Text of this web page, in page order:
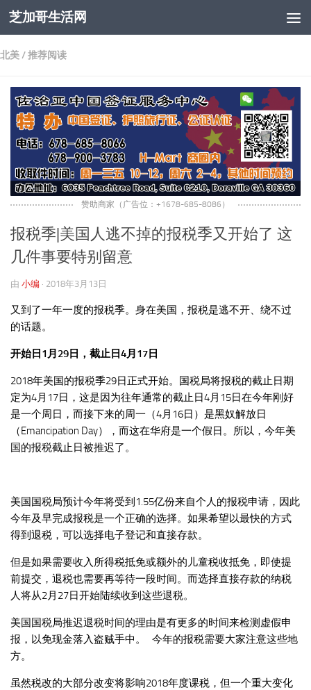
跳至内容
芝加哥生活网
北美/推荐阅读
赞助商家（广告位：+1678-685-8086）
报税季|美国人逃不掉的报税季又开始了 这
几件事要特别留意
由 小编 · 2018年3月13日
又到了一年一度的报税季。身在美国，报税是逃不开、绕不过
的话题。
开始日1月29日，截止日4月17日
2018年美国的报税季29日正式开始。国税局将报税的截止日期
定为4月17日，这是因为往年通常的截止日4月15日在今年刚好
是一个周日，而接下来的周一（4月16日）是黑奴解放日
（Emancipation Day），而这在华府是一个假日。所以，今年美
国的报税截止日被推迟了。
美国国税局预计今年将受到1.55亿份来自个人的报税申请，因此
今年及早完成报税是一个正确的选择。如果希望以最快的方式
得到退税，可以选择电子登记和直接存款。
但是如果需要收入所得税抵免或额外的儿童税收抵免，即使提
前提交，退税也需要再等待一段时间。而选择直接存款的纳税
人将从2月27日开始陆续收到这些退税。
美国国税局推迟退税时间的理由是有更多的时间来检测虚假申
报，以免现金落入盗贼手中。 今年的报税需要大家注意这些地
方。
虽然税改的大部分改变将影响2018年度课税，但一个重大变化